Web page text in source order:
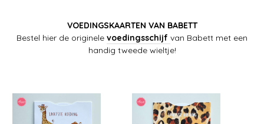
VOEDINGSKAARTEN VAN BABETT
Bestel hier de originele voedingsschijf van Babett met een
handig tweede wieltje!